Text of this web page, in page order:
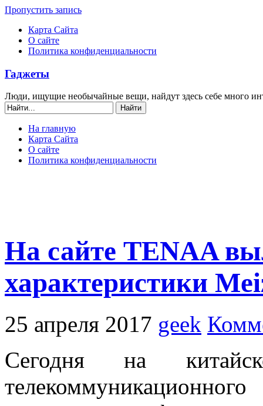
Пропустить запись
Карта Сайта
О сайте
Политика конфиденциальности
Гаджеты
Люди, ищущие необычайные вещи, найдут здесь себе много
На главную
Карта Сайта
О сайте
Политика конфиденциальности
На сайте TENAA
характеристики
25 апреля 2017 geek
Сегодня на